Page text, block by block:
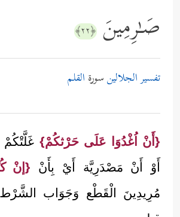
صَـٰرِمِینَ ﴿٢٢﴾
تفسير الجلالينسورة القلم
{أَنْ اُغْدُوَا عَلَى حَرْثكُمْ} غَلَّتْكُمْ
أَوْ أَنْ مَصْدَرِيَّة أَيْ بِأَنْ {إنْ
مُرِيدِينَ الْقَطْع وَجَوَاب